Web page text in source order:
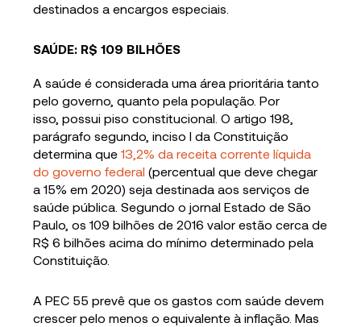
destinados a encargos especiais.
SAÚDE: R$ 109 BILHÕES
A saúde é considerada uma área prioritária tanto
pelo governo, quanto pela população. Por
isso, possui piso constitucional. O artigo 198,
parágrafo segundo, inciso I da Constituição
determina que13,2% da receita corrente líquida
do governo federal (percentual que deve chegar
a 15% em 2020) seja destinada aos serviços de
saúde pública. Segundo o jornal Estado de São
Paulo, os 109 bilhões de 2016 valor estão cerca de
R$ 6 bilhões acima do mínimo determinado pela
Constituição.
A PEC 55 prevê que os gastos com saúde devem
crescer pelo menos o equivalente à inflação. Mas